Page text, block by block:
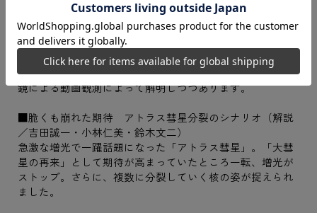
体の謎に挑みます。
■表紙画像
有松 亘さんによる「太陽系果ての小天体」です。かつて大
型望遠鏡でも観測不可能だった遠方の小天体が、小型望遠
鏡による動画観測によって解明しつつあります。
■脆くも崩れた期待 アトラス彗星分裂のシナリオ（解説
／吉田誠一・小林仁美・鈴木文二）
急激な増光で一躍話題になった「アトラス彗星」。「大彗
星の再来」として期待が高まっていたところ一転、増光が
ストップ。さらに、複数に分裂していく核の姿が捉えられ
ました。